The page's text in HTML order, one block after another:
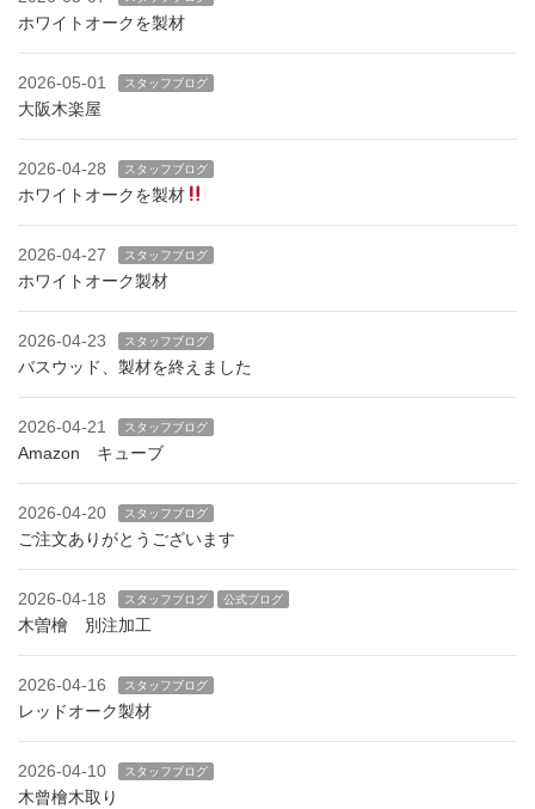
ホワイトオークを製材
2026-05-01 スタッフブログ
大阪木楽屋
2026-04-28 スタッフブログ
ホワイトオークを製材
2026-04-27 スタッフブログ
ホワイトオーク製材
2026-04-23 スタッフブログ
バスウッド、製材を終えました
2026-04-21 スタッフブログ
Amazon キューブ
2026-04-20 スタッフブログ
ご注文ありがとうございます
2026-04-18 スタッフブログ 公式ブログ
木曽檜 別注加工
2026-04-16 スタッフブログ
レッドオーク製材
2026-04-10 スタッフブログ
木曾檜木取り